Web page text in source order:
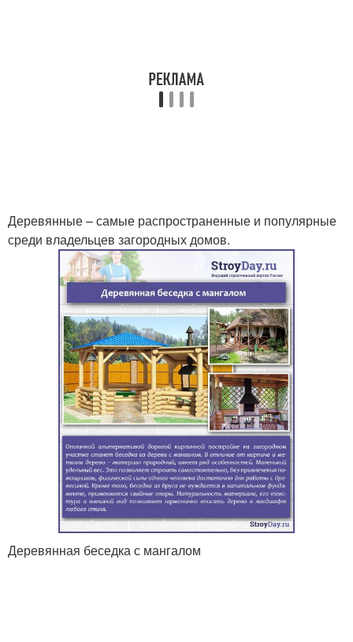
Деревянные – самые распространенные и популярные
среди владельцев загородных домов.
Деревянная беседка с мангалом